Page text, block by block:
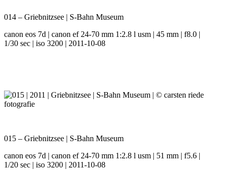
014 – Griebnitzsee | S-Bahn Museum
canon eos 7d | canon ef 24-70 mm 1:2.8 l usm | 45 mm | f8.0 |
1/30 sec | iso 3200 | 2011-10-08
015 – Griebnitzsee | S-Bahn Museum
canon eos 7d | canon ef 24-70 mm 1:2.8 l usm | 51 mm | f5.6 |
1/20 sec | iso 3200 | 2011-10-08